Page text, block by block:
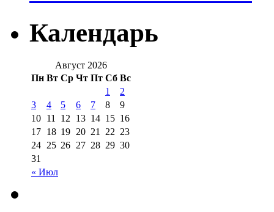
Календарь
Август 2026
Пн Вт Ср Чт Пт Сб Вс
« Июл
1
2
3
4 5 6 7 8
9
10 11 12 13 14 15 16
17 18 19 20 21 22 23
24 25 26 27 28 29 30
31